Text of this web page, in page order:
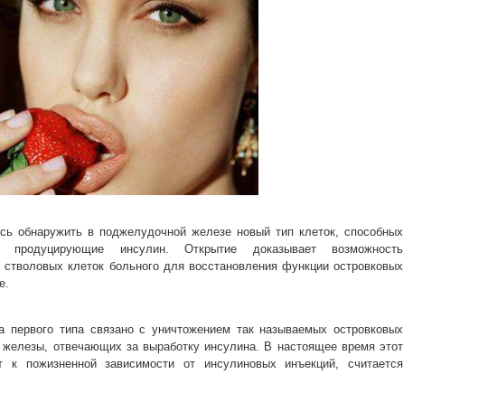
обнаружить в поджелудочной железе новый тип клеток, способных
инсулин. Открытие доказывает возможность
стволовых клеток больного для восстановления функции островковых
первого типа связано с уничтожением так называемых островковых
железы, отвечающих за выработку инсулина. В настоящее время этот
к пожизненной зависимости от инсулиновых инъекций, считается